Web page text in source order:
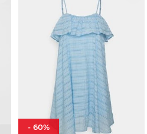
damskie
damskie
rękawem damskie
damskie
damskie
- 60%